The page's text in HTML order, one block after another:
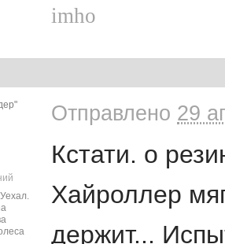
imho
Отправлено 29
Кстати. о
Хайроллер
держит...